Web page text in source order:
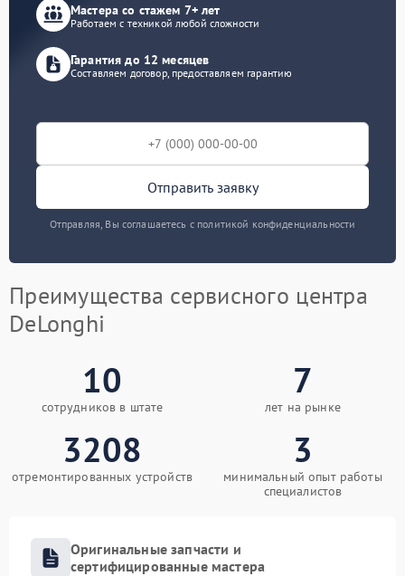
Мастера со стажем 7+ лет
Работаем с техникой любой сложности
Гарантия до 12 месяцев
Составляем договор, предоставляем гарантию
Отправить заявку
Отправляя, Вы соглашаетесь с политикой конфиденциальности
Преимущества сервисного центра
DeLonghi
10
сотрудников в штате
7
лет на рынке
3208
отремонтированных устройств
3
минимальный опыт работы
специалистов
Оригинальные запчасти и
сертифицированные мастера